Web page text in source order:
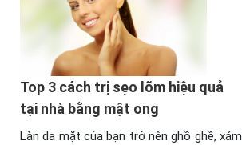
Top 3 cách trị sẹo lõm hiệu quả
tại nhà bằng mật ong
Làn da mặt của bạn trở nên ghồ ghề, xám